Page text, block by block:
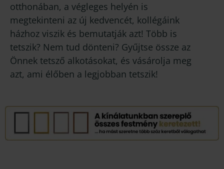
otthonában, a végleges helyén is
megtekinteni az új kedvencét, kollégáink
házhoz viszik és bemutatják azt! Több is
tetszik? Nem tud dönteni? Gyűjtse össze az
Önnek tetsző alkotásokat, és vásárolja meg
azt, ami élőben a legjobban tetszik!